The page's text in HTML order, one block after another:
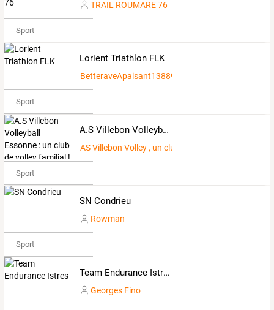
TRAIL ROUMARE 76
Sport
Lorient Triathlon FLK
BetteraveApaisant1388979
Sport
A.S Villebon Volleyball Essonne : un club de volley familial !
AS Villebon Volley , un club en Essonne familial !
Sport
SN Condrieu
Rowman
Sport
Team Endurance Istres
Georges Fino